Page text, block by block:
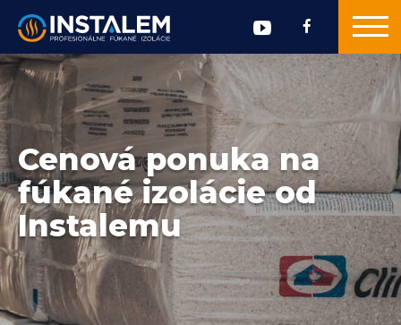
Cenová ponuka na
fúkané izolácie od
Instalemu